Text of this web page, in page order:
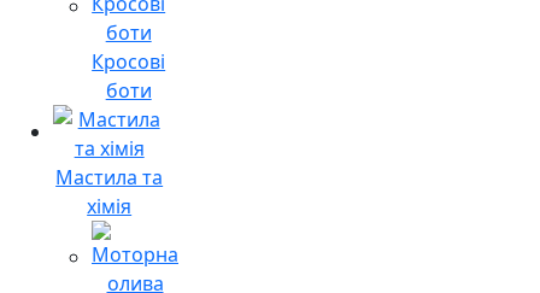
Кросові
боти
Мастила та
хімія